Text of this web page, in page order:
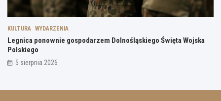
KULTURA WYDARZENIA
Legnica ponownie gospodarzem Dolnośląskiego Święta Wojska
Polskiego
5 sierpnia 2026